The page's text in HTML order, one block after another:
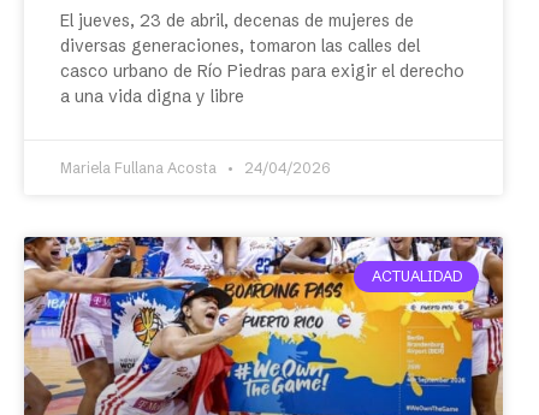
El jueves, 23 de abril, decenas de mujeres de
diversas generaciones, tomaron las calles del
casco urbano de Río Piedras para exigir el derecho
a una vida digna y libre
Mariela Fullana Acosta 24/04/2026
ACTUALIDAD